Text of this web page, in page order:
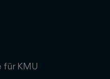
für KMU